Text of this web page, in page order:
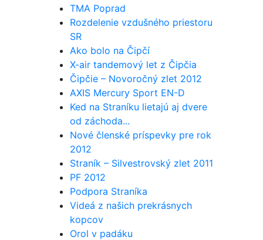
TMA Poprad
Rozdelenie vzdušného priestoru
SR
Ako bolo na Čipčí
X-air tandemový let z Čipčia
Čipčie – Novoročný zlet 2012
AXIS Mercury Sport EN-D
Ked na Straníku lietajú aj dvere
od záchoda...
Nové členské príspevky pre rok
2012
Straník – Silvestrovský zlet 2011
PF 2012
Podpora Straníka
Videá z našich prekrásnych
kopcov
Orol v padáku